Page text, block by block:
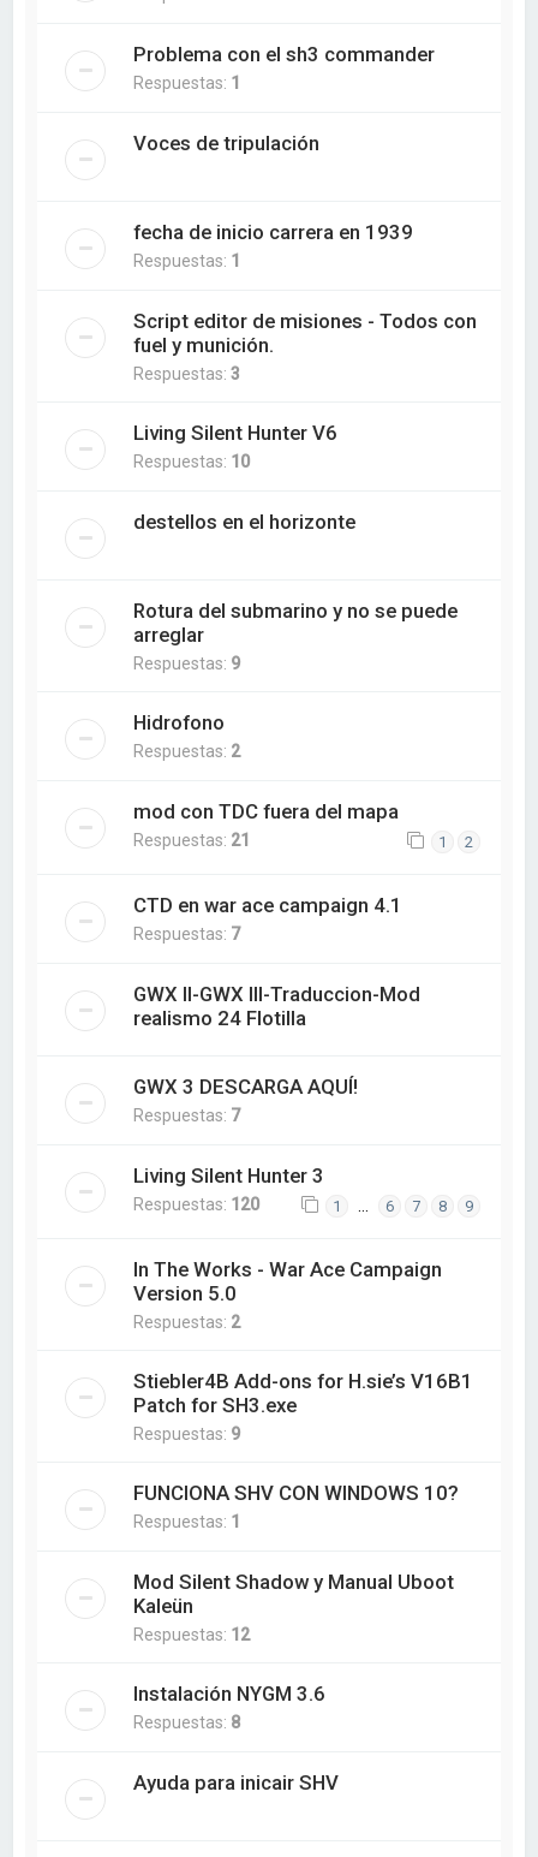
Problema con el sh3 commander
Respuestas: 1
Voces de tripulación
fecha de inicio carrera en 1939
Respuestas: 1
Script editor de misiones - Todos con
fuel y munición.
Respuestas:3
Living Silent Hunter V6
Respuestas: 10
destellos en el horizonte
Rotura del submarino y no se puede
arreglar
Respuestas: 9
Hidrofono
Respuestas: 2
mod con TDC fuera del mapa
Respuestas: 21 1 2
CTD en war ace campaign 4.1
Respuestas: 7
GWX II-GWX III-Traduccion-Mod
realismo 24 Flotilla
GWX 3 DESCARGA AQUÍ!
Respuestas: 7
Living Silent Hunter 3
Respuestas: 120 1 6 7 8 9
In The Works - War Ace Campaign
Version 5.0
Respuestas: 2
Stiebler4B Add-ons for H.sie’s V16B1
Patch for SH3.exe
Respuestas: 9
FUNCIONA SHV CON WINDOWS 10?
Respuestas: 1
Mod Silent Shadow y Manual Uboot
Kaleün
Respuestas: 12
Instalación NYGM 3.6
Respuestas: 8
Ayuda para inicair SHV